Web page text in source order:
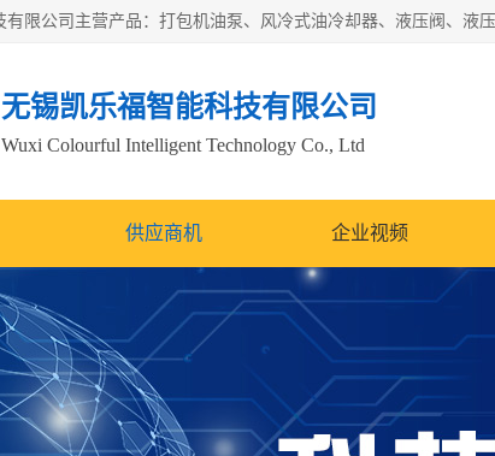
无锡凯乐福智能科技有限公司
Wuxi Colourful Intelligent Technology Co., Ltd
供应商机 企业视频